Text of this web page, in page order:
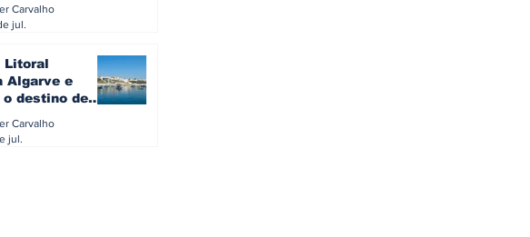
do turista na
Carvalho
jul.
Litoral
Algarve e
o destino de
Carvalho
jul.